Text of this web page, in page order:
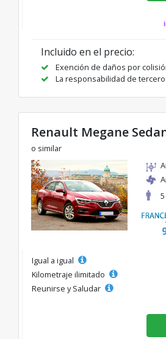
Incluido en el precio:
Exención de daños por
La responsabilidad de
Renault Megane
o similar
5
Igual a igual
Kilometraje ilimitado
Reunirse y Saludar